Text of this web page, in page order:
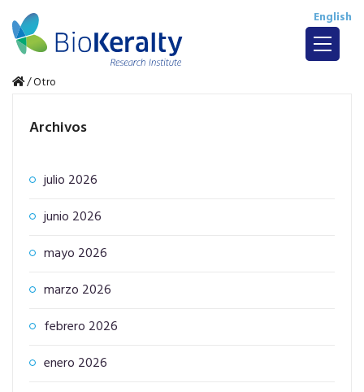
English
/Otro
Archivos
julio 2026
junio 2026
mayo 2026
marzo 2026
febrero 2026
enero 2026